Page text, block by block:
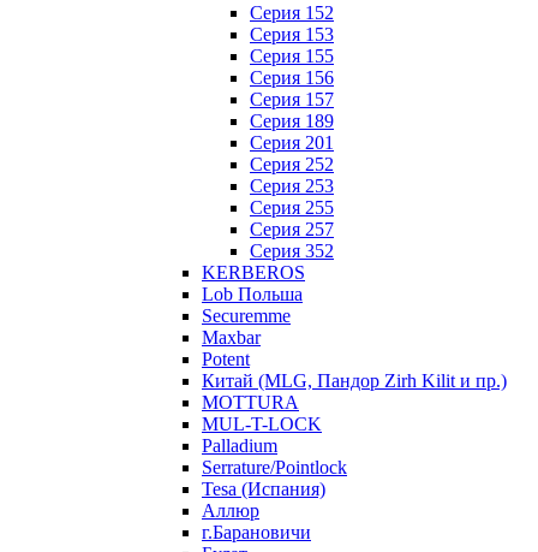
Серия 152
Серия 153
Серия 155
Серия 156
Серия 157
Серия 189
Серия 201
Серия 252
Серия 253
Серия 255
Серия 257
Серия 352
KERBEROS
Lob Польша
Securemme
Maxbar
Potent
Китай (MLG, Пандор Zirh Kilit и пр.)
MOTTURA
MUL-T-LOCK
Palladium
Serrature/Pointlock
Tesa (Испания)
Аллюр
г.Барановичи